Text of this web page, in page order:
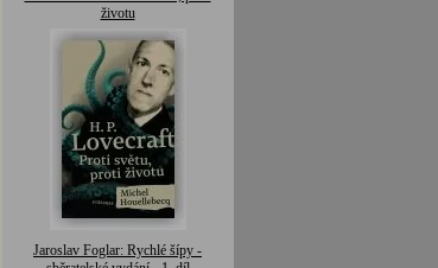
životu
Jaroslav Foglar: Rychlé šípy -